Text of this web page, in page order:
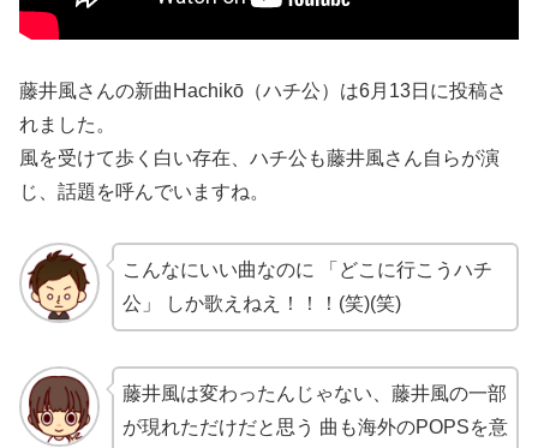
藤井風さんの新曲Hachikō（ハチ公）は6月13日に投稿さ
れました。
風を受けて歩く白い存在、ハチ公も藤井風さん自らが演
じ、話題を呼んでいますね。
こんなにいい曲なのに 「どこに行こうハチ
公」 しか歌えねえ！！！(笑)(笑)
藤井風は変わったんじゃない、藤井風の一部
が現れただけだと思う 曲も海外のPOPSを意